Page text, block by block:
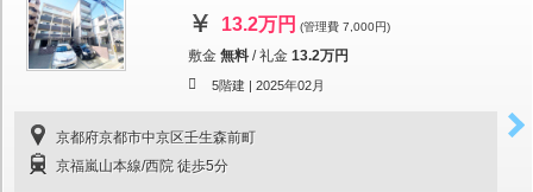
13.2万円 (管理費 7,000円)
敷金 無料 /礼金 13.2万円
5階建 | 2025年02月
京都府京都市中京区壬生森前町
京福嵐山本線/西院 徒歩5分